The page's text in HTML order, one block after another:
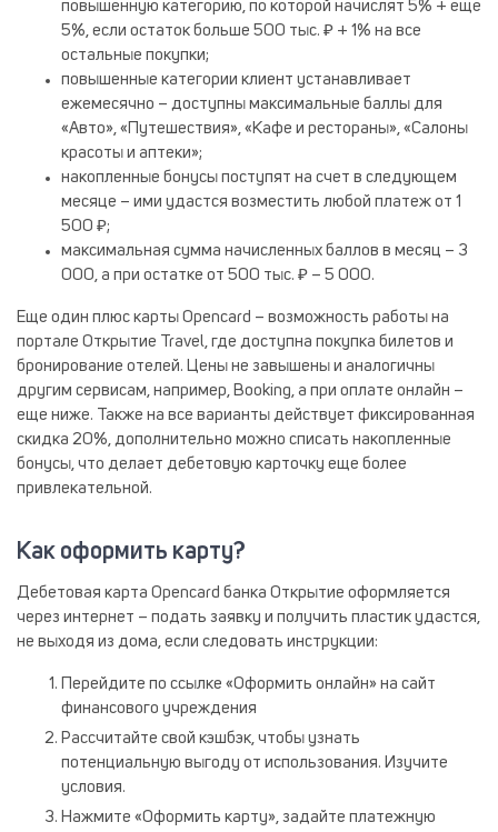
повышенную категорию, по которой начислят 5% + еще
5%, если остаток больше 500 тыс. ₽ + 1% на все
остальные покупки;
повышенные категории клиент устанавливает
ежемесячно – доступны максимальные баллы для
«Авто», «Путешествия», «Кафе и рестораны», «Салоны
красоты и аптеки»;
накопленные бонусы поступят на счет в следующем
месяце – ими удастся возместить любой платеж от 1
500 ₽;
максимальная сумма начисленных баллов в месяц – 3
000, а при остатке от 500 тыс. ₽ – 5 000.
Еще один плюс карты Opencard – возможность работы на
портале Открытие Travel, где доступна покупка билетов и
бронирование отелей. Цены не завышены и аналогичны
другим сервисам, например, Booking, а при оплате онлайн –
еще ниже. Также на все варианты действует фиксированная
скидка 20%, дополнительно можно списать накопленные
бонусы, что делает дебетовую карточку еще более
привлекательной.
Как оформить карту?
Дебетовая карта Opencard банка Открытие оформляется
через интернет – подать заявку и получить пластик удастся,
не выходя из дома, если следовать инструкции:
Перейдите по ссылке «Оформить онлайн» на сайт
финансового учреждения
Рассчитайте свой кэшбэк, чтобы узнать
потенциальную выгоду от использования. Изучите
условия.
Нажмите «Оформить карту», задайте платежную